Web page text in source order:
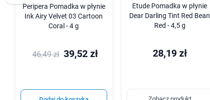
Peripera Pomadka w płynie
Ink Airy Velvet 03 Cartoon
Coral - 4 g
46,49 zł 39,52 zł
Etude Pomadka w płynie
Dear Darling Tint Red Bean
Red - 4,5 g
28,19 zł